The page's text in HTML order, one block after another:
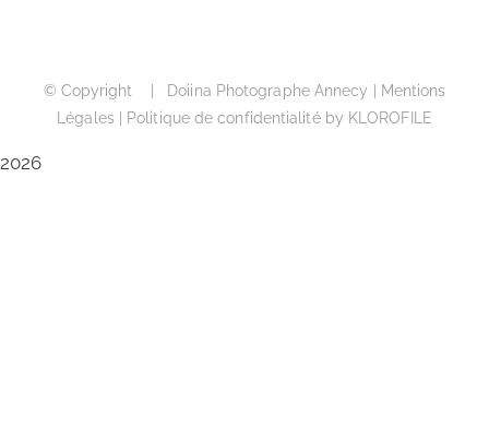
© Copyright | Doiina Photographe Annecy |
Mentions
Légales
Politique de confidentialitéby KLOROFILE
2026